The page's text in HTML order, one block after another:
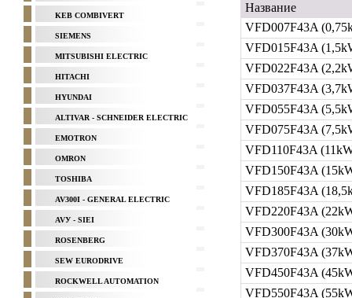
KEB COMBIVERT
SIEMENS
MITSUBISHI ELECTRIC
HITACHI
HYUNDAI
ALTIVAR - SCHNEIDER ELECTRIC
EMOTRON
OMRON
TOSHIBA
AV300I - GENERAL ELECTRIC
AVУ - SIEI
ROSENBERG
SEW EURODRIVE
ROCKWELL AUTOMATION
Название
VFD007F43A
VFD015F43A
VFD022F43A
VFD037F43A
VFD055F43A
VFD075F43A
VFD110F43A
VFD150F43A
VFD185F43A
VFD220F43A
VFD300F43A
VFD370F43A
VFD450F43A
VFD550F43A